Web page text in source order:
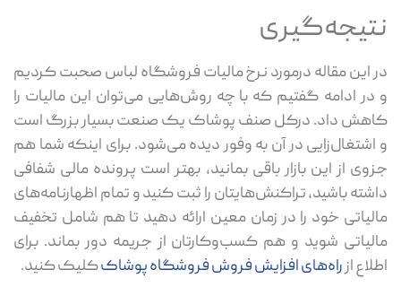
نتیجه‌گیری
در این مقاله درمورد نرخ مالیات فروشگاه لباس صحبت کردیم
و در ادامه گفتیم که با چه روش‌هایی می‌توان این مالیات را
کاهش داد. درکل صنف پوشاک یک صنعت بسیار بزرگ است
و اشتغال‌زایی در آن به وفور دیده می‌شود. برای اینکه شما هم
جزوی از این بازار باقی بمانید، بهتر است پرونده مالی شفافی
داشته باشید، تراکنش‌هایتان را ثبت کنید و تمام اظهارنامه‌های
مالیاتی خود را در زمان معین ارائه دهید تا هم شامل تخفیف
مالیاتی شوید و هم کسب‌وکارتان از جریمه دور بماند. برای
اطلاع ازراه‌های افزایش فروش فروشگاه پوشاککلیک کنید.